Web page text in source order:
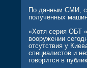
По данным СМИ, с
полученных
«Хотя серия ОБТ
вооружении
отсутствия у
специалистов и
говорится в